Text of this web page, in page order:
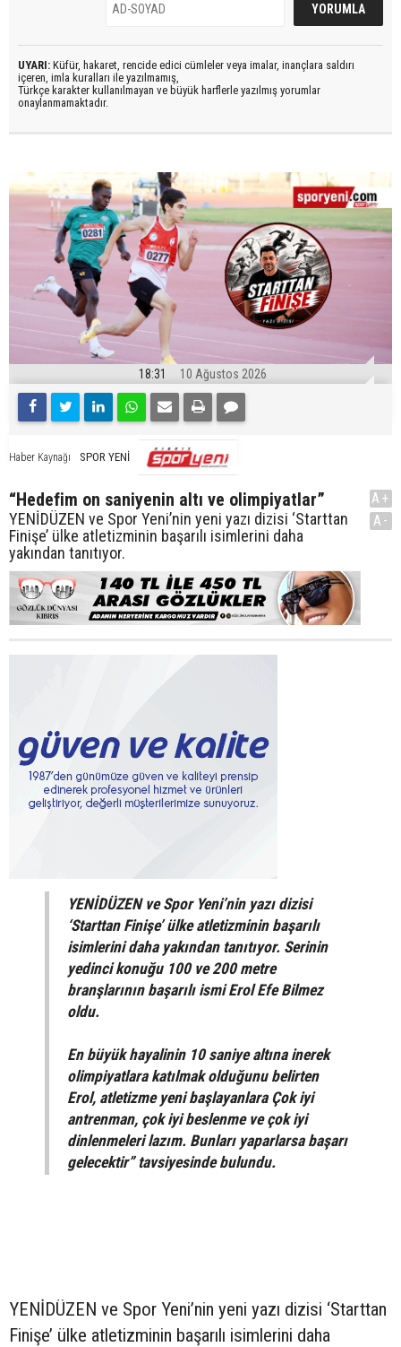
UYARI: Küfür, hakaret, rencide edici cümleler veya imalar, inançlara saldırı
içeren, imla kuralları ile yazılmamış,
Türkçe karakter kullanılmayan ve büyük harflerle yazılmış yorumlar
onaylanmamaktadır.
18:31 10 Ağustos 2026
Haber Kaynağı SPOR YENİ
“Hedefim on saniyenin altı ve olimpiyatlar”
YENİDÜZEN ve Spor Yeni’nin yeni yazı dizisi ‘Starttan
Finişe’ ülke atletizminin başarılı isimlerini daha
yakından tanıtıyor.
A+
A-
YENİDÜZEN ve Spor Yeni’nin yazı dizisi
‘Starttan Finişe’ ülke atletizminin başarılı
isimlerini daha yakından tanıtıyor. Serinin
yedinci konuğu 100 ve 200 metre
branşlarının başarılı ismi Erol Efe Bilmez
oldu.
En büyük hayalinin 10 saniye altına inerek
olimpiyatlara katılmak olduğunu belirten
Erol, atletizme yeni başlayanlara Çok iyi
antrenman, çok iyi beslenme ve çok iyi
dinlenmeleri lazım. Bunları yaparlarsa başarı
gelecektir” tavsiyesinde bulundu.
YENİDÜZEN ve Spor Yeni’nin yeni yazı dizisi ‘Starttan
Finişe’ ülke atletizminin başarılı isimlerini daha